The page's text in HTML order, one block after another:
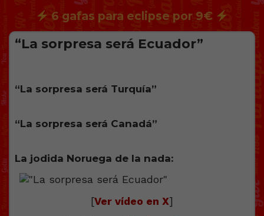
6 gafas para eclipse por 9€
“La sorpresa será Ecuador”
“La sorpresa será Turquía”
“La sorpresa será Canadá”
La jodіda Noruega de la nada:
[Ver vídeo en X]